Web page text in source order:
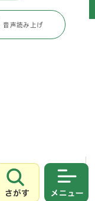
音声読み上げ
さがす
日 / ページ番号：C131265
い。